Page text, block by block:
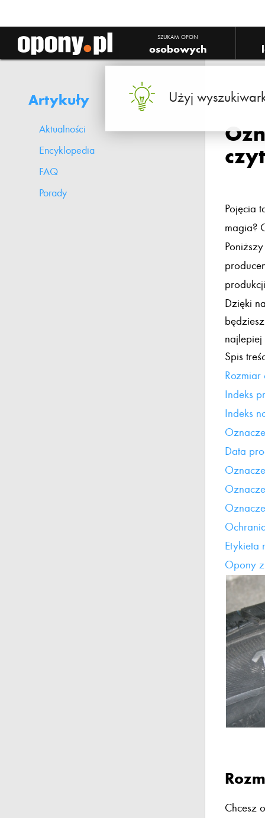
SZUKAM OPON
osobowych
Użyj
Artykuły
Aktualności
Encyklopedia
FAQ
Porady
Pojęcia
magia?
Dzięki
Spis
Indeks
Indeks
Data
Etykieta
Opony
Chcesz